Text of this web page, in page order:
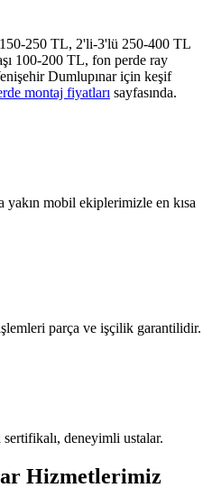
250 TL, 2'li-3'lü 250-400 TL
100-200 TL, fon perde ray
Dumlupınariçin keşif
montaj fiyatları sayfasında.
yakın mobil ekiplerimizle en kısa
parça ve işçilik garantilidir.
deneyimli ustalar.
Hizmetlerimiz